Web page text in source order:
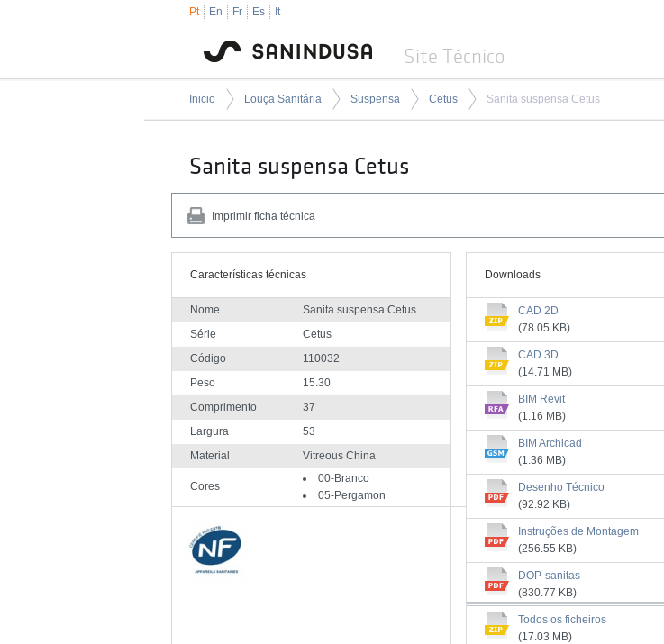
Pt En Fr Es It
Site Técnico
Inicio Louça Sanitária Suspensa Cetus Sanita suspensa Cetus
Sanita suspensa Cetus
Imprimir ficha técnica
Características técnicas
Nome
Sanita suspensa Cetus
Série
Cetus
Código
110032
Peso
15.30
Comprimento
37
Largura
53
Material
Vitreous China
Cores
00-Branco
05-Pergamon
Downloads
CAD 2D
(78.05 KB)
CAD 3D
(14.71 MB)
BIM Revit
(1.16 MB)
BIM Archicad
(1.36 MB)
Desenho Técnico
(92.92 KB)
Instruções de Montagem
(256.55 KB)
DOP-sanitas
(830.77 KB)
Certificado NF - louça sanitária
(192.2 KB)
Todos os ficheiros
(17.03 MB)